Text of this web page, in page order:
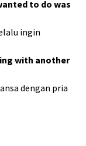
to do was
ingin
with another
dengan pria